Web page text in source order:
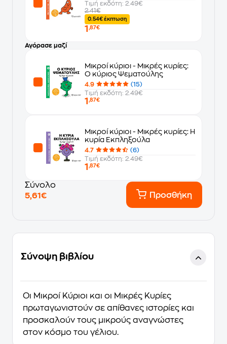
Τιμή εκδότη: 2.49€
2.41€
0.54€ έκπτωση
1 ,87€
Αγόρασε μαζί
Μικροί κύριοι - Μικρές κυρίες:
Ο κύριος Ψεματούλης
4.9
(15)
Τιμή εκδότη: 2.49€
1 ,87€
Μικροί κύριοι - Μικρές κυρίες: Η
κυρία Εκπληξούλα
4.7
(6)
Τιμή εκδότη: 2.49€
1 ,87€
Σύνολο
5,61€
Προσθήκη
Σύνοψη βιβλίου
Οι Μικροί Κύριοι και οι Μικρές Κυρίες
πρωταγωνιστούν σε απίθανες ιστορίες και
προσκαλούν τους μικρούς αναγνώστες
στον κόσμο του γέλιου.